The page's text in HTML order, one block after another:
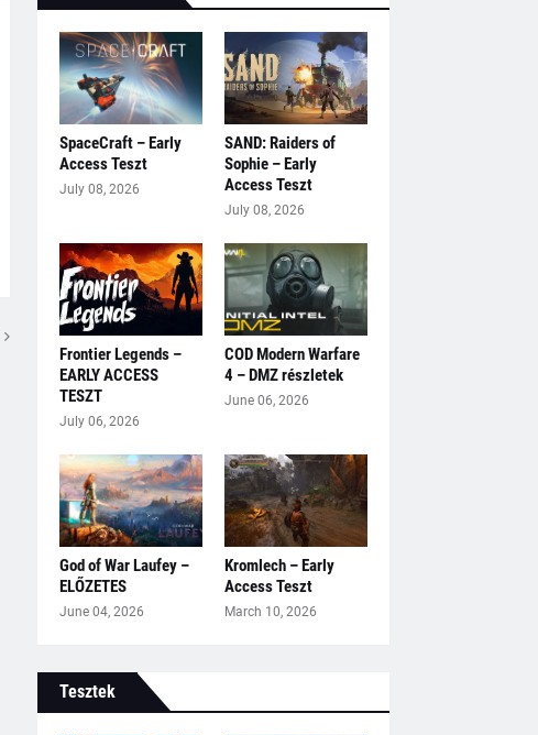
SpaceCraft – Early
Access Teszt
July 08, 2026
SAND: Raiders of
Sophie – Early
Access Teszt
July 08, 2026
Frontier Legends –
EARLY ACCESS
TESZT
July 06, 2026
COD Modern Warfare
4 – DMZ részletek
June 06, 2026
God of War Laufey –
ELŐZETES
June 04, 2026
Kromlech – Early
Access Teszt
March 10, 2026
Tesztek